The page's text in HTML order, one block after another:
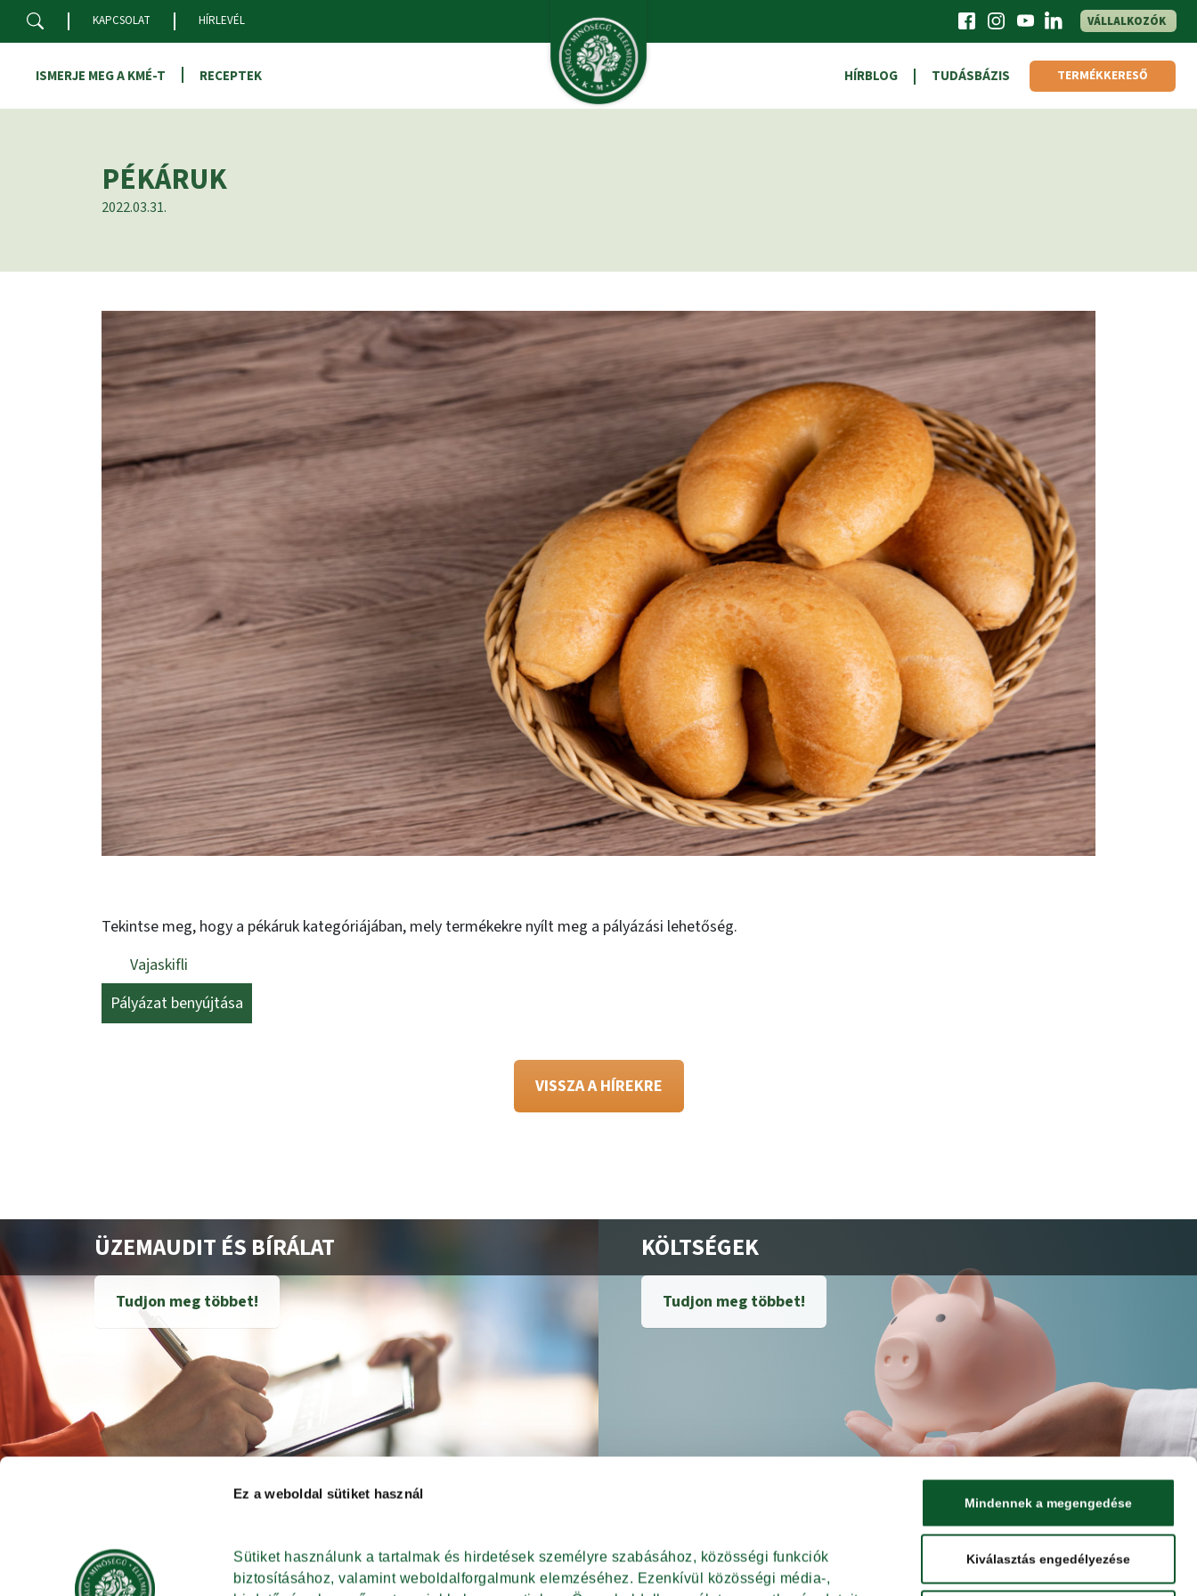
Ez a weboldal sütiket használ
Sütiket használunk a tartalmak és hirdetések személyre szabásához, közösségi funkciók
biztosításához, valamint weboldalforgalmunk elemzéséhez. Ezenkívül közösségi média-,
Mindennek a megengedése
Kiválasztás engedélyezése
Skip to main content
KAPCSOLAT HÍRLEVÉL VÁLLALKOZÓK
ISMERJE MEG A KMÉ-T RECEPTEK HÍRBLOG TUDÁSBÁZIS TERMÉKKERESŐ
PÉKÁRUK
2022.03.31.
Tekintse meg, hogy a pékáruk kategóriájában, mely termékekre nyílt meg a pályázási lehetőség.
Vajaskifli
Pályázat benyújtása
VISSZA A HÍREKRE
ÜZEMAUDIT ÉS BÍRÁLAT
Tudjon meg többet!
KÖLTSÉGEK
Tudjon meg többet!